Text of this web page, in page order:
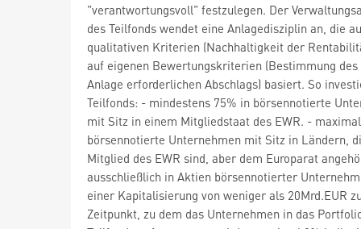
"verantwortungsvoll" festzulegen. Der
des Teilfonds wendet eine Anlagedisziplin an, die
qualitativen Kriterien (Nachhaltigkeit der
auf eigenen Bewertungskriterien (Bestimmung
Anlage erforderlichen Abschlags) basiert. So
Teilfonds: - mindestens 75% in börsennotierte
mit Sitz in einem Mitgliedstaat des EWR. -
börsennotierte Unternehmen mit Sitz in Ländern,
Mitglied des EWR sind, aber dem Europarat
ausschließlich in Aktien börsennotierter
einer Kapitalisierung von weniger als 20Mrd.EUR
Zeitpunkt, zu dem das Unternehmen in das